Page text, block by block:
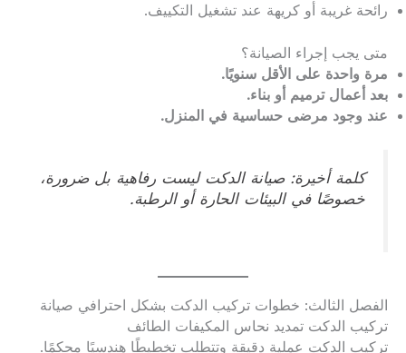
رائحة غريبة أو كريهة عند تشغيل التكييف.
متى يجب إجراء الصيانة؟
مرة واحدة على الأقل سنويًا.
بعد أعمال ترميم أو بناء.
عند وجود مرضى حساسية في المنزل.
كلمة أخيرة: صيانة الدكت ليست رفاهية بل ضرورة،
خصوصًا في البيئات الحارة أو الرطبة.
الفصل الثالث: خطوات تركيب الدكت بشكل احترافي صيانة
تركيب الدكت تمديد نحاس المكيفات الطائف
تركيب الدكت عملية دقيقة وتتطلب تخطيطًا هندسيًا محكمًا.